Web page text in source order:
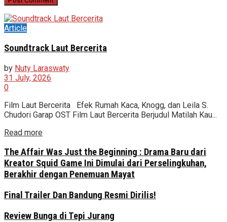
Article
Soundtrack Laut Bercerita
by Nuty Laraswaty
31 July, 2026
0
Film Laut Bercerita Efek Rumah Kaca, Knogg, dan Leila S.
Chudori Garap OST Film Laut Bercerita Berjudul Matilah Kau...
Read more
The Affair Was Just the Beginning : Drama Baru dari
Kreator Squid Game Ini Dimulai dari Perselingkuhan,
Berakhir dengan Penemuan Mayat
Final Trailer Dan Bandung Resmi Dirilis!
Review Bunga di Tepi Jurang